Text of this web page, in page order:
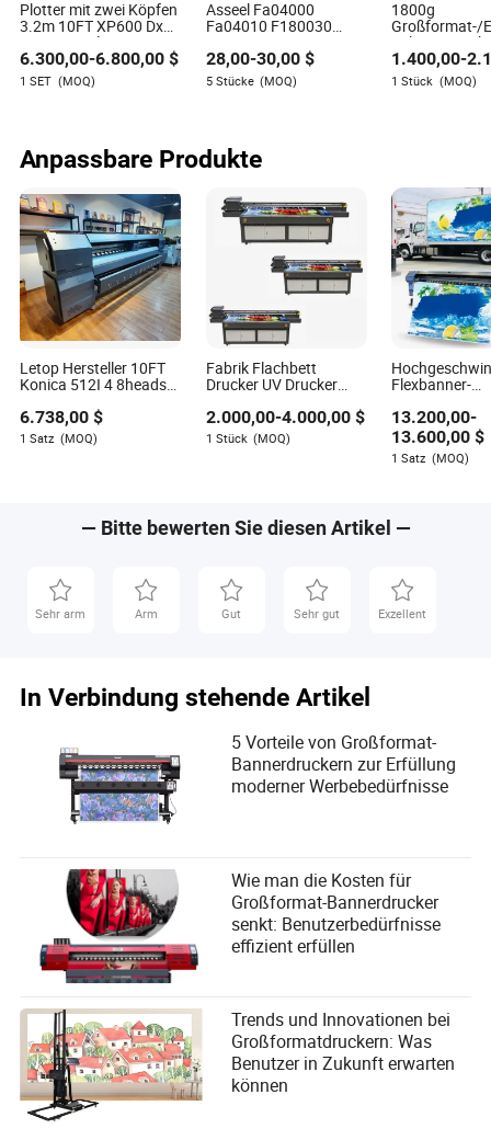
Plotter mit zwei Köpfen
3.2m 10FT XP600 Dx7
Dx5 Eco-Solvent-
Drucker
6.300,00-6.800,00 $
1 SET (MOQ)
Asseel Fa04000
Fa04010 F180030
Fa35011 F173080
F173090 Tx800 I3200
L850 XP600 Dx5 Dx7
28,00-30,00$
5 Stücke (MOQ)
1800g
Großformat-/
Solvent-
Dx5/I3200/
1440dpi
1.400,00-
1 Stück (MOQ)
Anpassbare Produkte
Letop Hersteller 10FT
Konica 512I 4 8heads
Digital Vinyl Flex
Banner Lösung Drucker
6.738,00 $
1 Satz (MOQ)
Fabrik Flachbett
Drucker UV Drucker
Drucker Preis mit guter
Qualität für Holz
Banner
2.000,00-4.000,00$
1 Stück (MOQ)
Flexbanner-
Köpfe Konica
Großformat-
Signaldrucker
13.200,00-
13.600,00 $
1 Satz (MOQ)
— Bitte bewerten Sie diesen Artikel —
Sehr arm Arm Gut Sehr gut Exzellent
In Verbindung stehende Artikel
5 Vorteile von Großformat-
Bannerdruckern zur Erfüllung
moderner Werbebedürfnisse
Wie man die Kosten für
Großformat-Bannerdrucker
senkt: Benutzerbedürfnisse
effizient erfüllen
Trends und Innovationen bei
Großformatdruckern: Was
Benutzer in Zukunft erwarten
können